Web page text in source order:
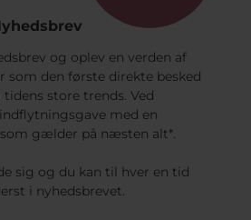
og oplev en verden af
som den første direkte besked
store trends. Ved
med en
som gælder på næsten alt*.
sig og du kan til hver en tid
i nyhedsbrevet.